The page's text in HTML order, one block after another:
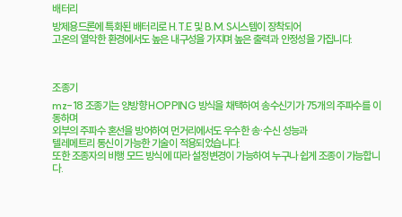
배터리
방제용드론에 특화된 배터리로 H.T.E 및 B.M.S시스템이 장착되어
고온의 열악한 환경에서도 높은 내구성을 가지며 높은 출력과 안정성을 가집니다.
조종기
mz-18 조종기는 양방향 HOPPING 방식을 채택하여 송수신기가 75개의 주파수를 이
동하며
외부의 주파수 혼선을 방어하여 먼거리에서도 우수한 송·수신 성능과
텔레메트리 통신이 가능한 기술이 적용되었습니다.
​또한 조종자의 비행 모드 방식에 따라 설정변경이 가능하여 누구나 쉽게 조종이 가능합니
다.